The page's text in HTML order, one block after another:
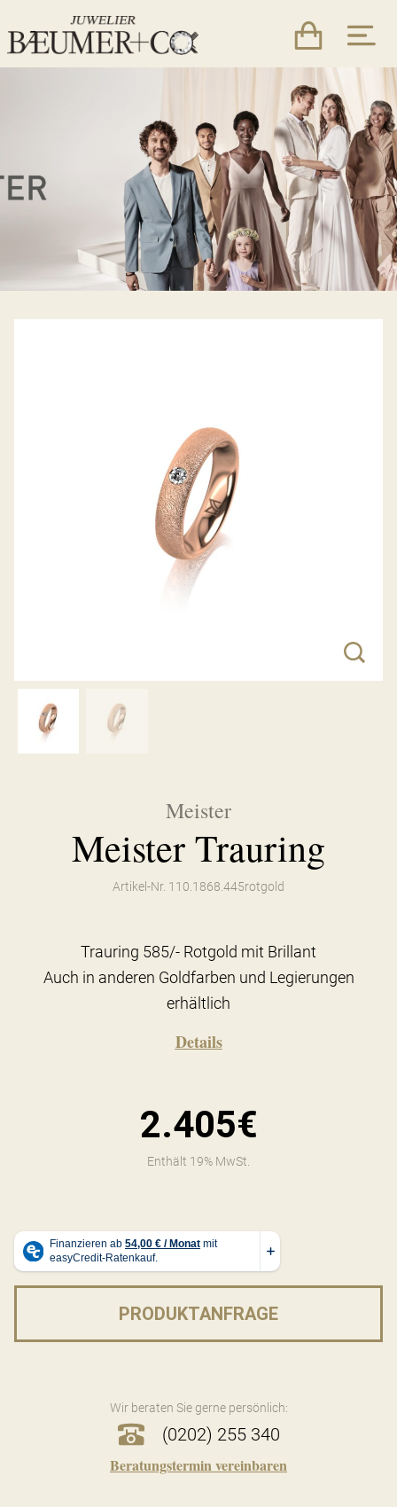
Meister
Meister Trauring
Artikel-Nr. 110.1868.445rotgold
Trauring 585/- Rotgold mit Brillant
Auch in anderen Goldfarben und Legierungen
erhältlich
Details
2.405€
Enthält 19% MwSt.
PRODUKTANFRAGE
Wir beraten Sie gerne persönlich:
(0202) 255 340
Beratungstermin vereinbaren